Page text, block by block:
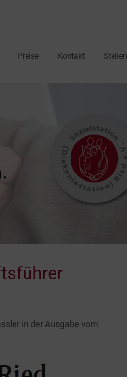
Preise Kontakt Stellen
in der Ausgabe vom